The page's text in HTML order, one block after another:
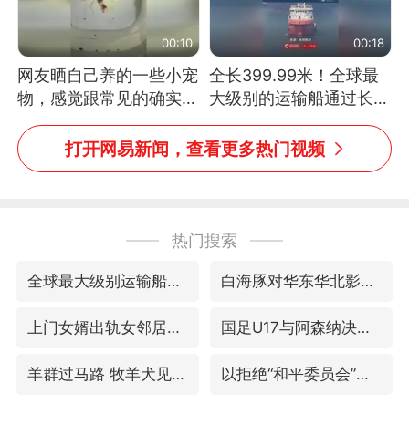
00:10
网友晒自己养的一些小宠
物，感觉跟常见的确实有
些不一样
00:18
全长399.99米！全球最
大级别的运输船通过长江
大桥这一幕，太震撼了！
打开网易新闻，查看更多热门视频
热门搜索
全球最大级别运输船通过长江大桥 白海豚对华东华北影响会大于巴威
上门女婿出轨女邻居多年被判重婚罪 国足U17与阿森纳决赛取消 并列冠军
羊群过马路 牧羊犬见有车飞奔而来 以拒绝“和平委员会”的加沙和平计划